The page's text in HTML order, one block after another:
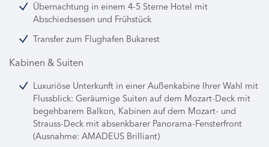
Übernachtung in einem 4-5 Sterne Hotel mit
Abschiedsessen und Frühstück
Transfer zum Flughafen Bukarest
Kabinen & Suiten
Luxuriöse Unterkunft in einer Außenkabine Ihrer Wahl mit
Flussblick: Geräumige Suiten auf dem Mozart-Deck mit
begehbarem Balkon, Kabinen auf dem Mozart- und
Strauss-Deck mit absenkbarer Panorama-Fensterfront
(Ausnahme: AMADEUS Brilliant)